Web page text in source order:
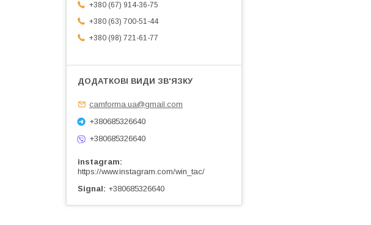
+380 (67) 914-36-75
+380 (63) 700-51-44
+380 (98) 721-61-77
camforma.ua@gmail.com
+380685326640
+380685326640
instagram
https://www.instagram.com/win_tac/
Signal
+380685326640